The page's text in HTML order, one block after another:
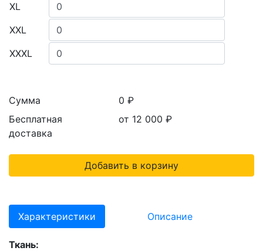
XL
XXL
XXXL
Сумма
Бесплатная
доставка
0 ₽
от 12 000 ₽
Добавить в корзину
Характеристики Описание
Ткань: